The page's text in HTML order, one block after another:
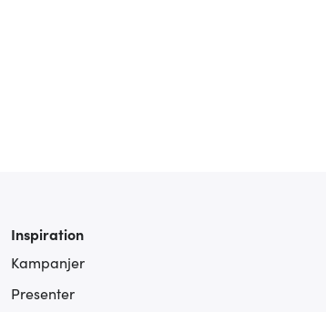
Inspiration
Kampanjer
Presenter